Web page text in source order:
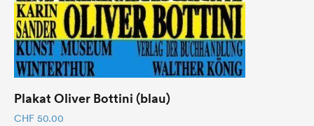
Plakat Oliver Bottini (blau)
CHF 50.00